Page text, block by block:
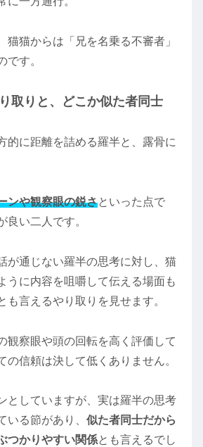
猫猫からは「兄を名乗る不審者」
です。
取りと、どこか似た者同士
的に距離を詰める羅半と、露骨に
ンや観察眼の鋭さといった点で
良い二人です。
が通じない羅半の思考に対し、猫
うに内容を咀嚼して伝える場面も
も言えるやり取りを見せます。
観察眼や頭の回転を高く評価して
の信頼は決して低くありません。
としていますが、実は羅半の思考
いる節があり、 似た者同士だから
つかりやすい関係とも言えるでし